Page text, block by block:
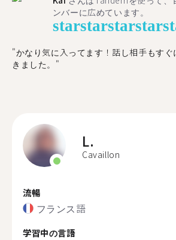
ンバーに広めています。
starstarstarstar
"かなり気に入ってます！話し相手もす
きました。"
L.
Cavaillon
流暢
フランス語
学習中の言語